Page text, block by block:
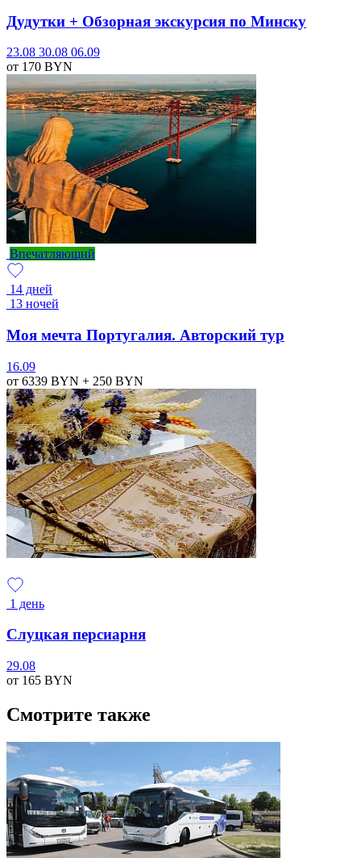
Дудутки + Обзорная экскурсия по Минску
23.08 30.08 06.09
от 170 BYN
Впечатляющий
14 дней
13 ночей
Моя мечта Португалия. Авторский тур
16.09
от 6339 BYN + 250 BYN
1 день
Слуцкая персиарня
29.08
от 165 BYN
Смотрите также